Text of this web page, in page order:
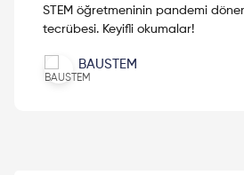
STEM öğretmeninin pandemi
tecrübesi. Keyifli okumalar!
BAUSTEM